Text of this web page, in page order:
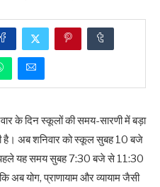
के दिन स्कूलों की समय-सारणी में बड़ा
है। अब शनिवार को स्कूल सुबह 10 बजे
यह समय सुबह 7:30 बजे से 11:30
अब योग, प्राणायाम और व्यायाम जैसी